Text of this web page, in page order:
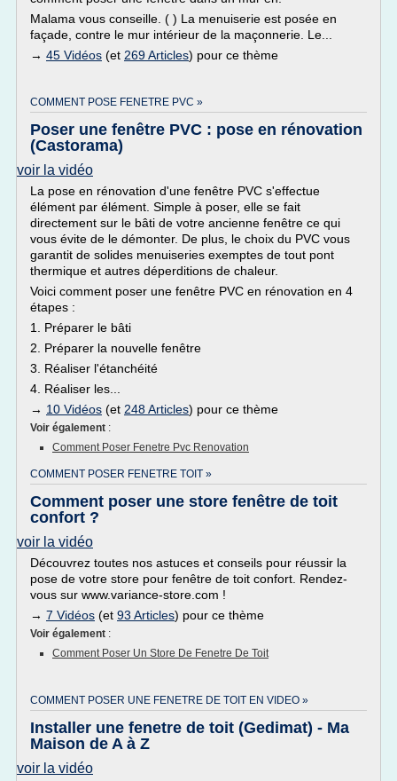
Malama vous conseille. ( ) La menuiserie est posée en
façade, contre le mur intérieur de la maçonnerie. Le...
→ 45 Vidéos (et 269 Articles) pour ce thème
COMMENT POSE FENETRE PVC »
Poser une fenêtre PVC : pose en rénovation
(Castorama)
voir la vidéo
La pose en rénovation d'une fenêtre PVC s'effectue
élément par élément. Simple à poser, elle se fait
directement sur le bâti de votre ancienne fenêtre ce qui
vous évite de le démonter. De plus, le choix du PVC vous
garantit de solides menuiseries exemptes de tout pont
thermique et autres déperditions de chaleur.
Voici comment poser une fenêtre PVC en rénovation en 4
étapes :
1. Préparer le bâti
2. Préparer la nouvelle fenêtre
3. Réaliser l'étanchéité
4. Réaliser les...
→ 10 Vidéos (et 248 Articles) pour ce thème
Voir également :
Comment Poser Fenetre Pvc Renovation
COMMENT POSER FENETRE TOIT »
Comment poser une store fenêtre de toit
confort ?
voir la vidéo
Découvrez toutes nos astuces et conseils pour réussir la
pose de votre store pour fenêtre de toit confort. Rendez-
vous sur www.variance-store.com !
→ 7 Vidéos (et 93 Articles) pour ce thème
Voir également :
Comment Poser Un Store De Fenetre De Toit
COMMENT POSER UNE FENETRE DE TOIT EN VIDEO »
Installer une fenetre de toit (Gedimat) - Ma
Maison de A à Z
voir la vidéo